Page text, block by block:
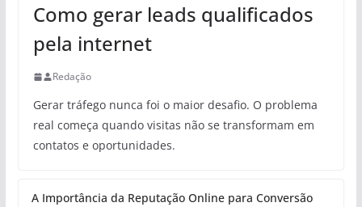
Como gerar leads qualificados
pela internet
Redação
Gerar tráfego nunca foi o maior desafio. O problema
real começa quando visitas não se transformam em
contatos e oportunidades.
A Importância da Reputação Online para Conversão